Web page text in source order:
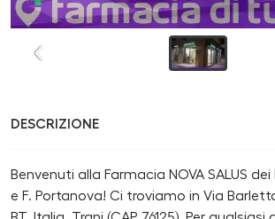
DESCRIZIONE
Benvenuti alla Farmacia NOVA SALUS
e F. Portanova! Ci troviamo in Via